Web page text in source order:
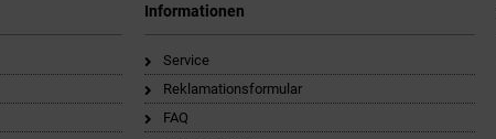
Informationen
Service
Reklamationsformular
FAQ